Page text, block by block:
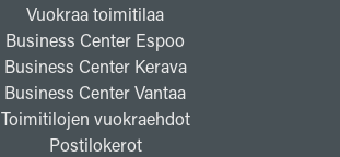
Vuokraa toimitilaa
Business Center Espoo
Business Center Kerava
Business Center Vantaa
Toimitilojen vuokraehdot
Postilokerot